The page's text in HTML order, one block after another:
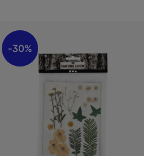
30%